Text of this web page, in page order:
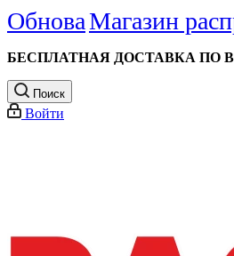
ОбноваМагазин
БЕСПЛАТНАЯ ДОСТАВКА ПО
Поиск
Войти